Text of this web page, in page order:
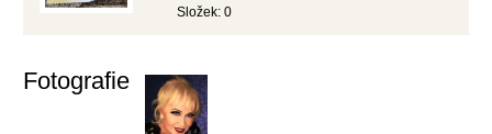
Složek: 0
Fotografie